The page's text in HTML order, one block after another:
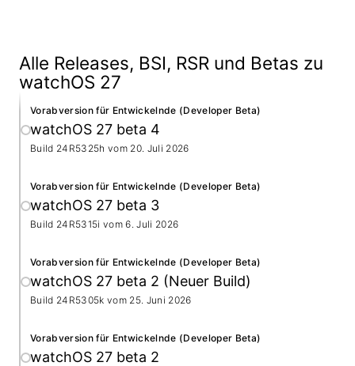
Alle Releases, BSI, RSR und Betas zu
watchOS 27
Vorabversion für Entwickelnde (Developer Beta)
watchOS 27 beta 4
Build 24R5325h vom 20. Juli 2026
Vorabversion für Entwickelnde (Developer Beta)
watchOS 27 beta 3
Build 24R5315i vom6. Juli 2026
Vorabversion für Entwickelnde (Developer Beta)
watchOS 27 beta 2 (Neuer Build)
Build 24R5305k vom 25. Juni 2026
Vorabversion für Entwickelnde (Developer Beta)
watchOS 27 beta 2